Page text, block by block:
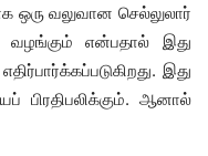
ஒரு வலுவான செல்லுலார்
வழங்கும் என்பதால் இது
இது
ஆனால்